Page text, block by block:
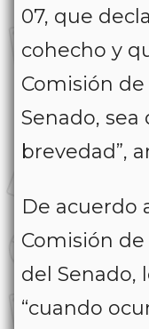
07, que
cohecho y
Comisión
Senado,
brevedad”,
De acuerdo
Comisión
del Senado,
“cuando